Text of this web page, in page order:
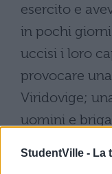
StudentVille - La
esercito e
in pochi
uccisi i loro
provocare
Viridovige;
uomini e
speranza di